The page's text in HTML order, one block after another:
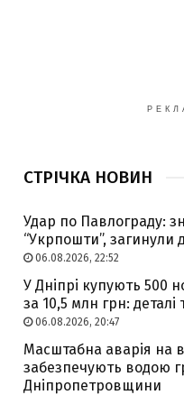
СТРІЧКА НОВИН
Удар по Павлограду:
“Укрпошти”, загинули
06.08.2026, 22:52
У Дніпрі купують 500
за 10,5 млн грн: деталі
06.08.2026, 20:47
Масштабна аварія на
забезпечують водою
Дніпропетровщини